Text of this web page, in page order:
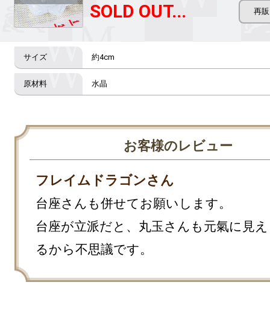
SOLD OUT...
約4cm
水晶
お客様のレビュー
フレイムドラゴンさん
台座さんも併せてお願いします。
台座が立派だと、丸玉さんも元氣に見え
るから不思議です。